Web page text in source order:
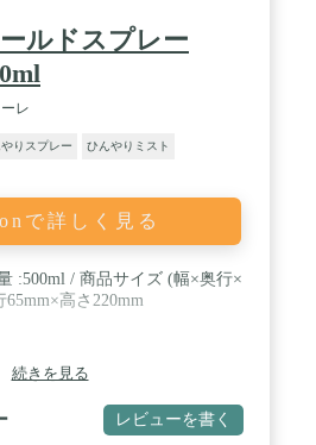
ルドスプレー
レ
りスプレー ひんやりミスト
で詳しく見る
:500ml / 商品サイズ (幅×奥行×
高さ220mm
続きを見る
レビューを書く